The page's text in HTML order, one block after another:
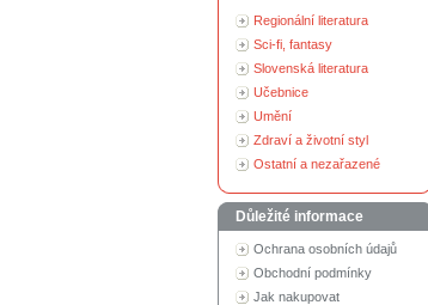
Regionální literatura
Sci-fi, fantasy
Slovenská literatura
Učebnice
Umění
Zdraví a životní styl
Ostatní a nezařazené
Důležité informace
Ochrana osobních údajů
Obchodní podmínky
Jak nakupovat